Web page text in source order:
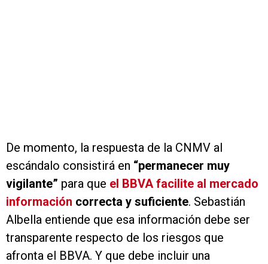
De momento, la respuesta de la CNMV al
escándalo consistirá en “permanecer muy
vigilante” para que el BBVA facilite al mercado
información correcta y suficiente. Sebastián
Albella entiende que esa información debe ser
transparente respecto de los riesgos que
afronta el BBVA. Y que debe incluir una